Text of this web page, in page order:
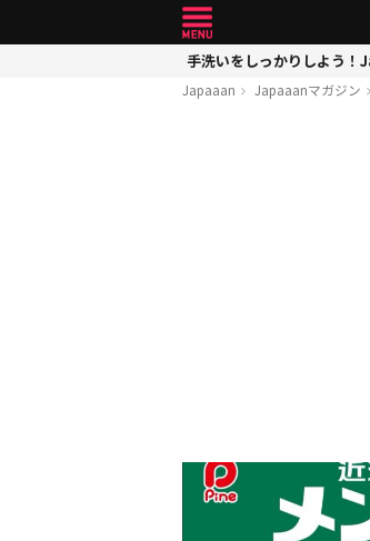
手洗いをしっかりしよう！
Japaaan Japaaanマガジン